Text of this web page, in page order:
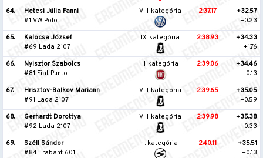
64.
Hetesi Júlia Fanni
#1 VW Polo
VIII. kategória 2:37.17
+32.57
+0.23
65.
Kalocsa József
#69 Lada 2107
IX. kategória 2:38.93
+34.33
+1.76
66.
Nyisztor Szabolcs
#81 Fiat Punto
II. kategória 2:39.06
+34.46
+0.13
67.
Hrisztov-Balkov Mariann
#91 Lada 2107
VIII. kategória 2:39.65
+35.05
+0.59
68.
Gerhardt Dorottya
#92 Lada 2107
VIII. kategória 2:39.98
+35.38
+0.33
69.
Széll Sándor
#84 Trabant 601
I. kategória 2:40.11
+35.51
+0.13